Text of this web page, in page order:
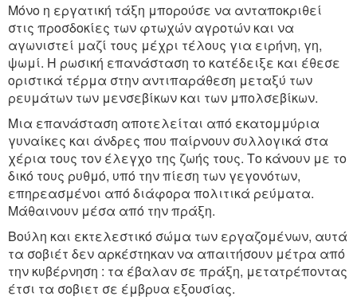
Μόνο η εργατική τάξη μπορούσε να ανταποκριθεί
στις προσδοκίες των φτωχών αγροτών και να
αγωνιστεί μαζί τους μέχρι τέλους για ειρήνη, γη,
ψωμί. Η ρωσική επανάσταση το κατέδειξε και έθεσε
οριστικά τέρμα στην αντιπαράθεση μεταξύ των
ρευμάτων των μενσεβίκων και των μπολσεβίκων.
Μια επανάσταση αποτελείται από εκατομμύρια
γυναίκες και άνδρες που παίρνουν συλλογικά στα
χέρια τους τον έλεγχο της ζωής τους. Το κάνουν με το
δικό τους ρυθμό, υπό την πίεση των γεγονότων,
επηρεασμένοι από διάφορα πολιτικά ρεύματα.
Μάθαινουν μέσα από την πράξη.
Βούλη και εκτελεστικό σώμα των εργαζομένων, αυτά
τα σοβιέτ δεν αρκέστηκαν να απαιτήσουν μέτρα από
την κυβέρνηση : τα έβαλαν σε πράξη, μετατρέποντας
έτσι τα σοβιετ σε έμβρυα εξουσίας.